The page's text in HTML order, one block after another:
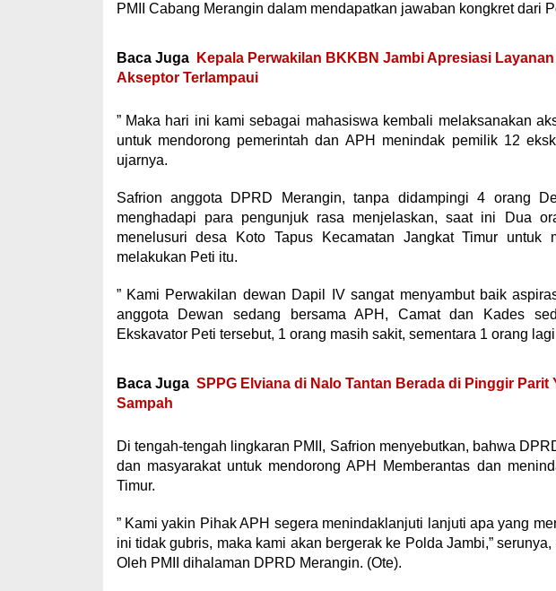
PMII Cabang Merangin dalam mendapatkan jawaban kongkret dari
Baca Juga
Kepala Perwakilan BKKBN Jambi Apresiasi
Akseptor Terlampaui
” Maka hari ini kami sebagai mahasiswa kembali melaksanakan
untuk mendorong pemerintah dan APH menindak pemilik 12
ujarnya.
Safrion anggota DPRD Merangin, tanpa didampingi 4 orang
menghadapi para pengunjuk rasa menjelaskan, saat ini Dua
menelusuri desa Koto Tapus Kecamatan Jangkat Timur untuk
melakukan Peti itu.
” Kami Perwakilan dewan Dapil IV sangat menyambut baik
anggota Dewan sedang bersama APH, Camat dan Kades
Ekskavator Peti tersebut, 1 orang masih sakit, sementara 1 orang
Baca Juga SPPG Elviana di Nalo Tantan Berada di Pinggir
Sampah
Di tengah-tengah lingkaran PMII, Safrion menyebutkan, bahwa
dan masyarakat untuk mendorong APH Memberantas dan
Timur.
” Kami yakin Pihak APH segera menindaklanjuti lanjuti apa yang
ini tidak gubris, maka kami akan bergerak ke Polda Jambi,”
Oleh PMII dihalaman DPRD Merangin. (Ote).